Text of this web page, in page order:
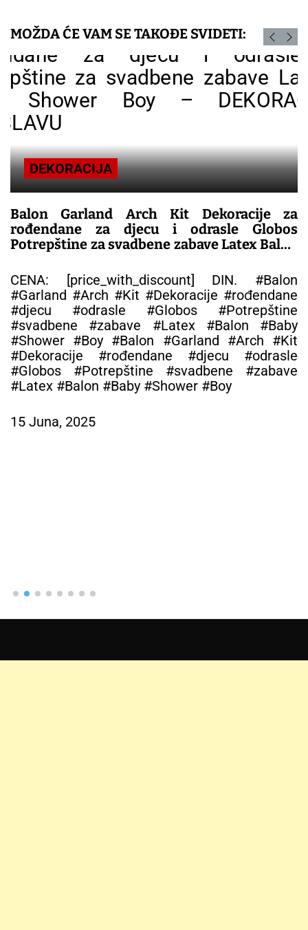
MOŽDA ĆE VAM SE TAKOĐE SVIDETI:
DEKORACIJA
Balon Garland Arch Kit Dekoracije za
rođendane za djecu i odrasle Globos
Potrepštine za svadbene zabave Latex Balon
PROSLAVU
CENA: [price_with_discount] DIN. #Balon
#Garland #Arch #Kit #Dekoracije #rođendane
#djecu #odrasle #Globos #Potrepštine
#svadbene #zabave #Latex #Balon #Baby
#Shower #Boy #Balon #Garland #Arch #Kit
#Dekoracije #rođendane #djecu #odrasle
#Globos #Potrepštine #svadbene #zabave
#Latex #Balon #Baby #Shower #Boy
15 Juna, 2025